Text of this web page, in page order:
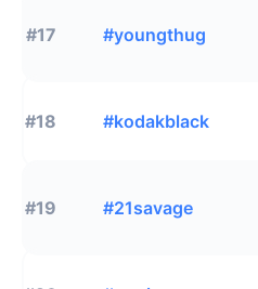
#17 #youngthug
#18 #kodakblack
#19 #21savage